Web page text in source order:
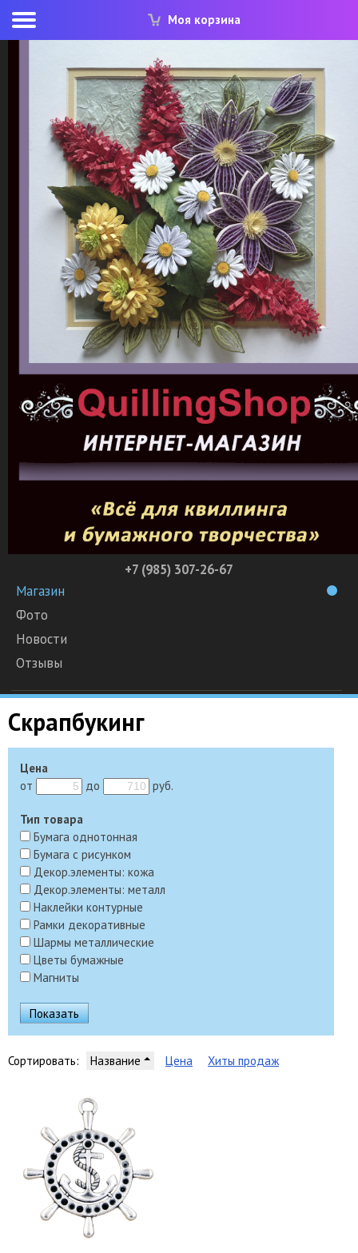
Моя корзина
+7 (985) 307-26-67
Магазин
Фото
Новости
Отзывы
Скрапбукинг
Цена
от
до руб.
Тип товара
Бумага однотонная
Бумага с рисунком
Декор.элементы: кожа
Декор.элементы: металл
Наклейки контурные
Рамки декоративные
Шармы металлические
Цветы бумажные
Магниты
Сортировать: Название Цена Хиты продаж